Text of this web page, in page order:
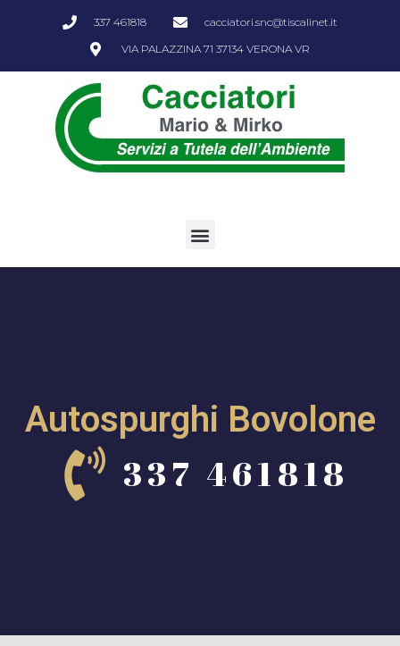
337 461818
cacciatori.snc@tiscalinet.it
VIA PALAZZINA 71 37134 VERONA VR
Autospurghi Bovolone
337 461818